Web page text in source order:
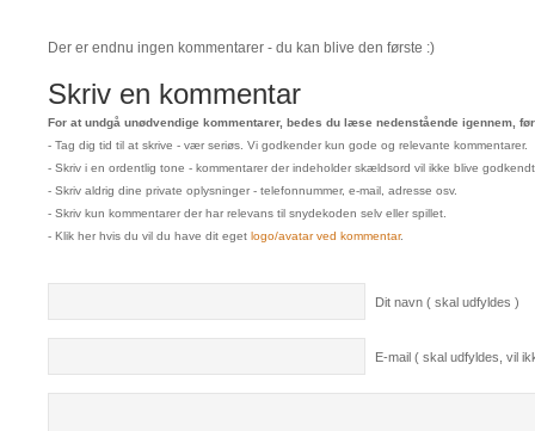
Der er endnu ingen kommentarer - du kan blive den første :)
Skriv en kommentar
For at undgå unødvendige kommentarer, bedes du læse nedenstående igennem,
- Tag dig tid til at skrive - vær seriøs. Vi godkender kun gode og relevante kommentarer.
- Skriv i en ordentlig tone - kommentarer der indeholder skældsord vil ikke blive
- Skriv aldrig dine private oplysninger - telefonnummer, e-mail, adresse osv.
- Skriv kun kommentarer der har relevans til snydekoden selv eller spillet.
- Klik her hvis du vil du have dit eget logo/avatar ved kommentar.
Dit navn ( skal udfyldes )
E-mail ( skal udfyldes, vil